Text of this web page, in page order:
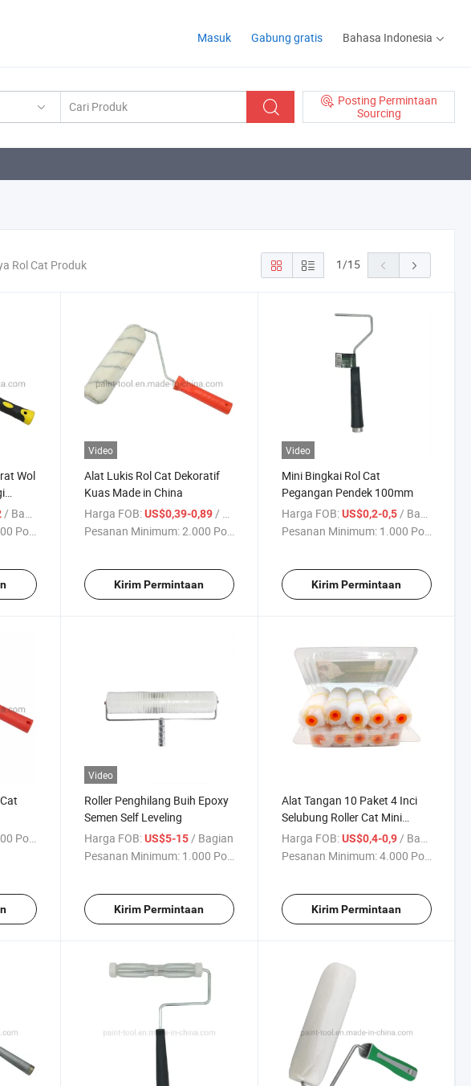
Masuk Gabung gratis Bahasa Indonesia
Posting Permintaan
Sourcing
Rol Cat Produk 1/15
Wol
/ Bagian
Potong
Video
Alat Lukis Rol Cat Dekoratif
Kuas Made in China
Harga FOB: US$0,39-0,89/ Bagian
Pesanan Minimum:2.000 Potong
Kirim Permintaan
Video
Mini Bingkai Rol Cat
Pegangan Pendek 100mm
Harga FOB: US$0,2-0,5/ Bagian
Pesanan Minimum: 1.000 Potong
Kirim Permintaan
Potong
Video
Roller Penghilang Buih Epoxy
Semen Self Leveling
Harga FOB: US$5-15 / Bagian
Pesanan Minimum: 1.000 Potong
Kirim Permintaan
Alat Tangan 10 Paket 4 Inci
Selubung Roller Cat Mini
Mikrofiber Isi Ulang
Harga FOB: US$0,4-0,9 / Bagian
Pesanan Minimum:4.000 Potong
Kirim Permintaan